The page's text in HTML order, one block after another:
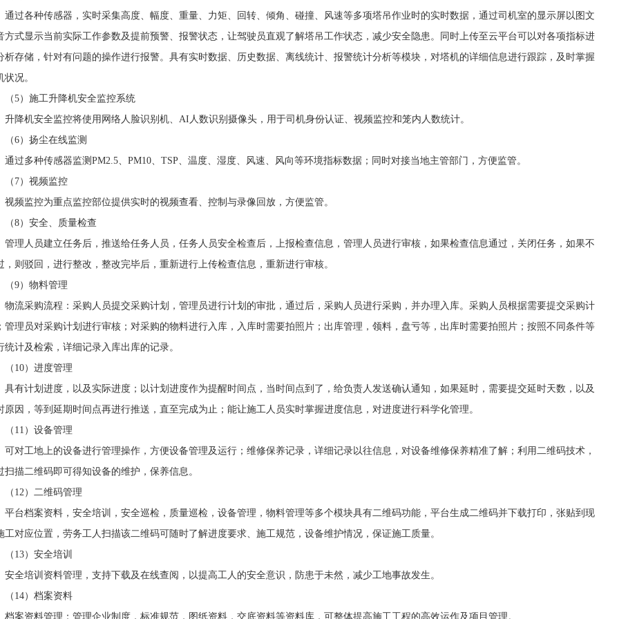
通过各种传感器，实时采集高度、幅度、重量、力矩、回转、倾角、碰撞、风速等多项塔吊作业时的实时数据，通过司机室的显示屏以图文
方式显示当前实际工作参数及提前预警、报警状态，让驾驶员直观了解塔吊工作状态，减少安全隐患。同时上传至云平台可以对各项指标进
析存储，针对有问题的操作进行报警。具有实时数据、历史数据、离线统计、报警统计分析等模块，对塔机的详细信息进行跟踪，及时掌握
状况。
（5）施工升降机安全监控系统
升降机安全监控将使用网络人脸识别机、AI人数识别摄像头，用于司机身份认证、视频监控和笼内人数统计。
（6）扬尘在线监测
通过多种传感器监测PM2.5、PM10、TSP、温度、湿度、风速、风向等环境指标数据；同时对接当地主管部门，方便监管。
（7）视频监控
视频监控为重点监控部位提供实时的视频查看、控制与录像回放，方便监管。
（8）安全、质量检查
管理人员建立任务后，推送给任务人员，任务人员安全检查后，上报检查信息，管理人员进行审核，如果检查信息通过，关闭任务，如果不
，则驳回，进行整改，整改完毕后，重新进行上传检查信息，重新进行审核。
（9）物料管理
物流采购流程：采购人员提交采购计划，管理员进行计划的审批，通过后，采购人员进行采购，并办理入库。采购人员根据需要提交采购计
管理员对采购计划进行审核；对采购的物料进行入库，入库时需要拍照片；出库管理，领料，盘亏等，出库时需要拍照片；按照不同条件等
统计及检索，详细记录入库出库的记录。
（10）进度管理
具有计划进度，以及实际进度；以计划进度作为提醒时间点，当时间点到了，给负责人发送确认通知，如果延时，需要提交延时天数，以及
原因，等到延期时间点再进行推送，直至完成为止；能让施工人员实时掌握进度信息，对进度进行科学化管理。
（11）设备管理
可对工地上的设备进行管理操作，方便设备管理及运行；维修保养记录，详细记录以往信息，对设备维修保养精准了解；利用二维码技术，
扫描二维码即可得知设备的维护，保养信息。
（12）二维码管理
平台档案资料，安全培训，安全巡检，质量巡检，设备管理，物料管理等多个模块具有二维码功能，平台生成二维码并下载打印，张贴到现
工对应位置，劳务工人扫描该二维码可随时了解进度要求、施工规范，设备维护情况，保证施工质量。
（13）安全培训
安全培训资料管理，支持下载及在线查阅，以提高工人的安全意识，防患于未然，减少工地事故发生。
（14）档案资料
档案资料管理：管理企业制度，标准规范，图纸资料，交底资料等资料库，可整体提高施工工程的高效运作及项目管理。